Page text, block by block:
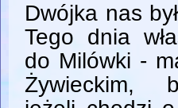
Dwójka nas
Tego dnia
do Milówki -
Żywieckim,